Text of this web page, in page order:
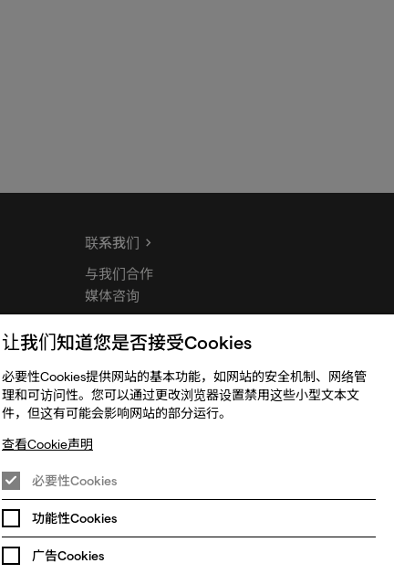
联系我们
与我们合作
媒体咨询
全球政策
让我们知道您是否接受Cookies
必要性Cookies提供网站的基本功能，如网站的安全机制、网络管
理和可访问性。您可以通过更改浏览器设置禁用这些小型文本文
件，但这有可能会影响网站的部分运行。
查看Cookie声明
必要性Cookies
功能性Cookies
广告Cookies